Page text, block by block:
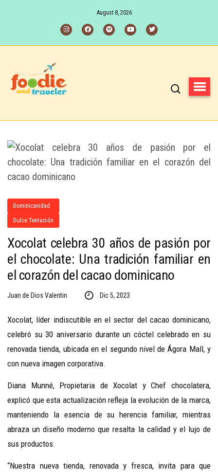
August 8, 2026
Dominicanidad
Dulce Tentación
Xocolat celebra 30 años de pasión por
el chocolate: Una tradición familiar en
el corazón del cacao dominicano
Juan de Dios Valentin Dic 5, 2023
Xocolat, líder indiscutible en el sector del cacao dominicano,
celebró su 30 aniversario durante un cóctel celebrado en su
renovada tienda, ubicada en el segundo nivel de Ágora Mall, y
con nueva imagen corporativa.
Diana Munné, Propietaria de Xocolat y Chef chocolatera,
explicó que esta actualización refleja la evolución de la marca,
manteniendo la esencia de su herencia familiar, mientras
abraza un diseño moderno que resalta la calidad y el lujo de
sus productos.
“Nuestra nueva tienda, renovada y fresca, invita para que